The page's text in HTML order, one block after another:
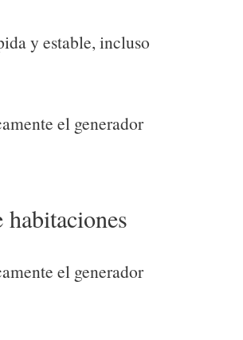
y estable, incluso
el generador
el generador